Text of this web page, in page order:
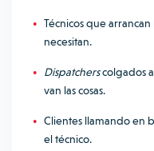
Técnicos que
necesitan.
Dispatcherscolgados
van las cosas.
Clientes llamando en
el técnico.